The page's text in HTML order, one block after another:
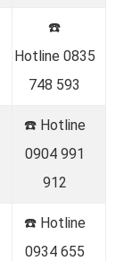
☎️
Hotline 0835
748 593
☎️ Hotline
0904 991
912
☎️ Hotline
0934 655